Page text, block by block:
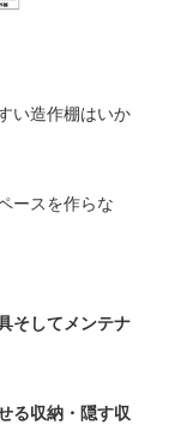
い造作棚はいか
ースを作らな
そしてメンテナ
る収納・隠す収